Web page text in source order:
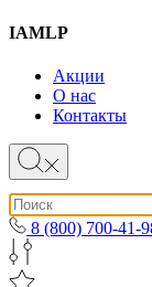
IAMLP
Акции
О нас
Контакты
8 (800) 700-41-